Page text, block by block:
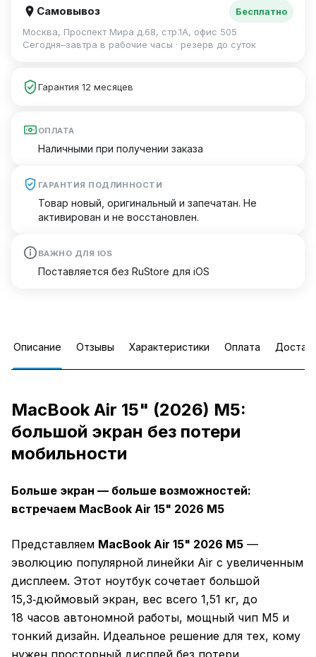
Самовывоз
Бесплатно
Москва, Проспект Мира д.68, стр.1А, офис 505
Сегодня–завтра в рабочие часы · резерв до суток
Гарантия 12 месяцев
ОПЛАТА
Наличными при получении заказа
ГАРАНТИЯ ПОДЛИННОСТИ
Товар новый, оригинальный и запечатан. Не
активирован и не восстановлен.
ВАЖНО ДЛЯ IOS
Поставляется без RuStore для iOS
Описание Отзывы Характеристики Оплата
MacBook Air 15" (2026) M5:
большой экран без потери
мобильности
Больше экран — больше возможностей:
встречаем MacBook Air 15" 2026 M5
Представляем MacBook Air 15" 2026 M5 —
эволюцию популярной линейки Air с увеличенным
дисплеем. Этот ноутбук сочетает большой
15,3‑дюймовый экран, вес всего 1,51 кг, до
18 часов автономной работы, мощный чип M5 и
тонкий дизайн. Идеальное решение для тех, кому